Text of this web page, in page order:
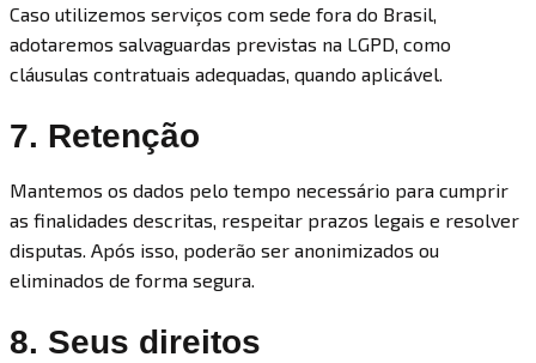
Caso utilizemos serviços com sede fora do Brasil,
adotaremos salvaguardas previstas na LGPD, como
cláusulas contratuais adequadas, quando aplicável.
7. Retenção
Mantemos os dados pelo tempo necessário para cumprir
as finalidades descritas, respeitar prazos legais e resolver
disputas. Após isso, poderão ser anonimizados ou
eliminados de forma segura.
8. Seus direitos